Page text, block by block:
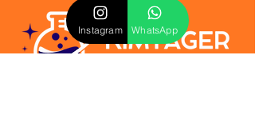
Instagram WhatsApp